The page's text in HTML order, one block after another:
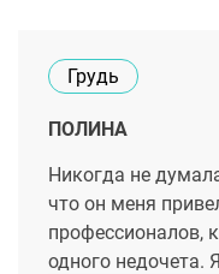
Грудь
ПОЛИНА
Никогда не
что он меня
профессионалов,
одного недочета.